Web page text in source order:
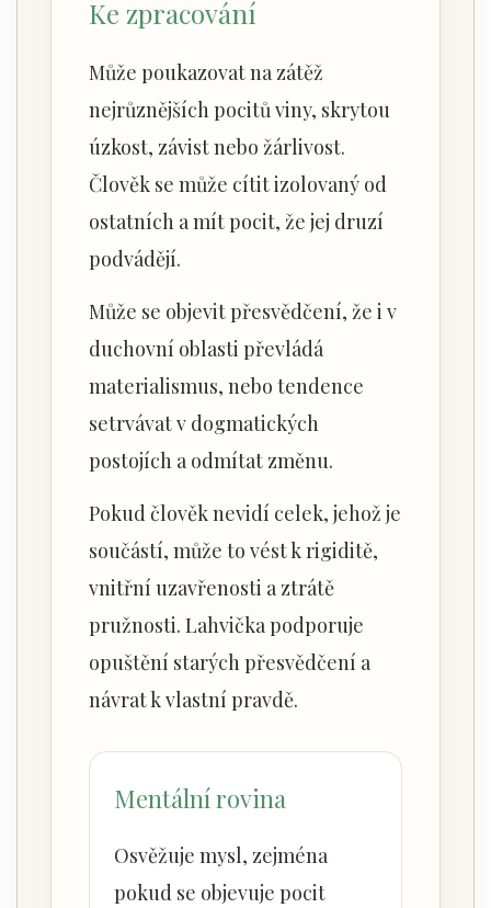
Ke zpracování
Může poukazovat na zátěž
nejrůznějších pocitů viny, skrytou
úzkost, závist nebo žárlivost.
Člověk se může cítit izolovaný od
ostatních a mít pocit, že jej druzí
podvádějí.
Může se objevit přesvědčení, že i v
duchovní oblasti převládá
materialismus, nebo tendence
setrvávat v dogmatických
postojích a odmítat změnu.
Pokud člověk nevidí celek, jehož je
součástí, může to vést k rigiditě,
vnitřní uzavřenosti a ztrátě
pružnosti. Lahvička podporuje
opuštění starých přesvědčení a
návrat k vlastní pravdě.
Mentální rovina
Osvěžuje mysl, zejména
pokud se objevuje pocit